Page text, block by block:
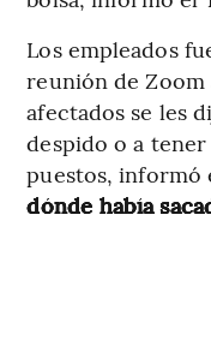
Los empleados
reunión de Zoom
afectados se les
despido o a
puestos, informó
dónde había